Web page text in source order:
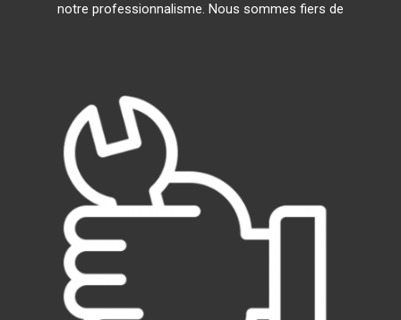
notre professionnalisme. Nous sommes fiers de